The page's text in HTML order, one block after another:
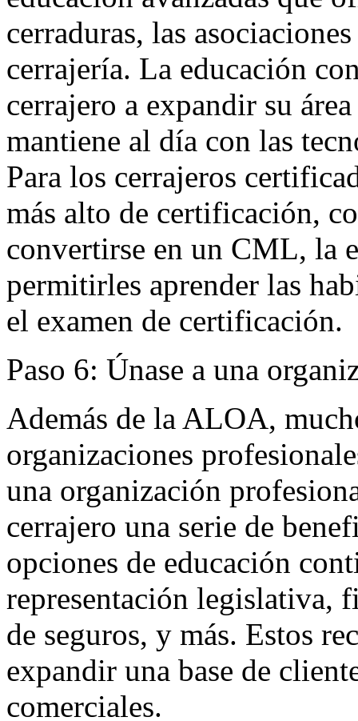
cerraduras, las
cerrajería. La educación
cerrajero a expandir su
mantiene al día con las
Para los cerrajeros
más alto de certificación,
convertirse en un CML, la
permitirles aprender las
el examen de certificación.
Paso 6: Únase a una
Además de la ALOA,
organizaciones
una organización
cerrajero una serie de
opciones de educación
representación legislativa,
de seguros, y más. Estos
expandir una base de
comerciales.